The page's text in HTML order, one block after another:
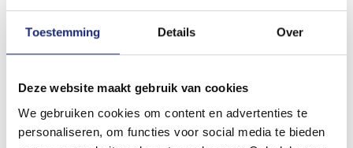
Toestemming Details Over
Deze website maakt gebruik van cookies
We gebruiken cookies om content en advertenties te
personaliseren, om functies voor social media te bieden
Blue
regular pasvorm en tegelijk vol kenmerkende details die
deze jeans zo populair maken. De stretch denim stof zorgt
voor heerlijk comfort en veel bewegingsvrijheid. Erg
praktisch wanneer je de hele dag volop aan de slag bent!